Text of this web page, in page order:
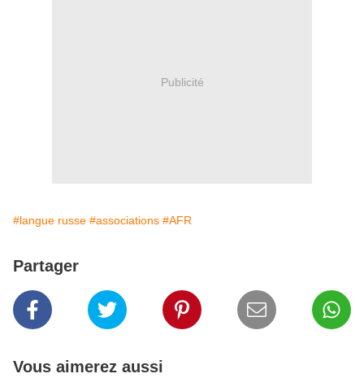
Publicité
#langue russe #associations #AFR
Partager
Vous aimerez aussi